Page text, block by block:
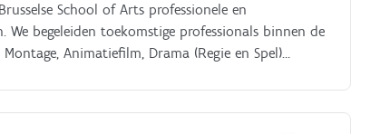
School of Arts professionele en
begeleiden toekomstige professionals binnen de
Animatiefilm, Drama (Regie en Spel)